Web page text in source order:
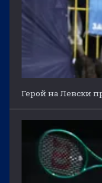
Герой на Левски